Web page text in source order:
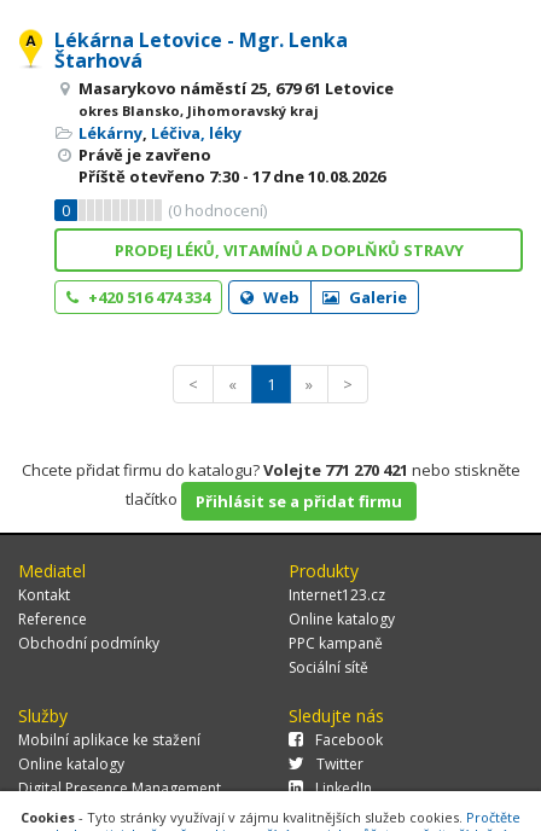
Lékárna Letovice - Mgr. Lenka
Štarhová
Masarykovo náměstí 25, 679 61 Letovice
okres Blansko, Jihomoravský kraj
Lékárny, Léčiva, léky
Právě je zavřeno
Příště otevřeno 7:30 - 17dne 10.08.2026
0
(0 hodnocení)
PRODEJ LÉKŮ, VITAMÍNŮ A DOPLŇKŮ STRAVY
+420 516 474 334 Web Galerie
< « 1 » >
Chcete přidat firmu do katalogu?Volejte 771 270 421 nebo stiskněte
tlačítko
Přihlásit se a přidat firmu
Mediatel
Kontakt
Reference
Obchodní podmínky
Produkty
Internet123.cz
Online katalogy
PPC kampaně
Sociální sítě
Služby
Mobilní aplikace ke stažení
Online katalogy
Digital Presence Management
Více zákazníků
Sledujte nás
Facebook
Twitter
LinkedIn
Cookies - Tyto stránky využívají v zájmu kvalitnějších služeb cookies. Pročtěte